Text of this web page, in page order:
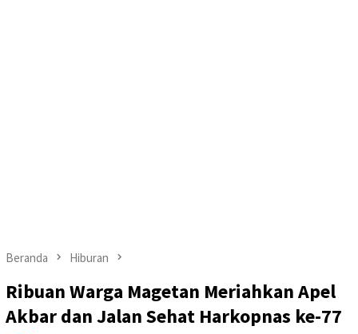
Beranda Hiburan
Ribuan Warga Magetan Meriahkan Apel
Akbar dan Jalan Sehat Harkopnas ke-77